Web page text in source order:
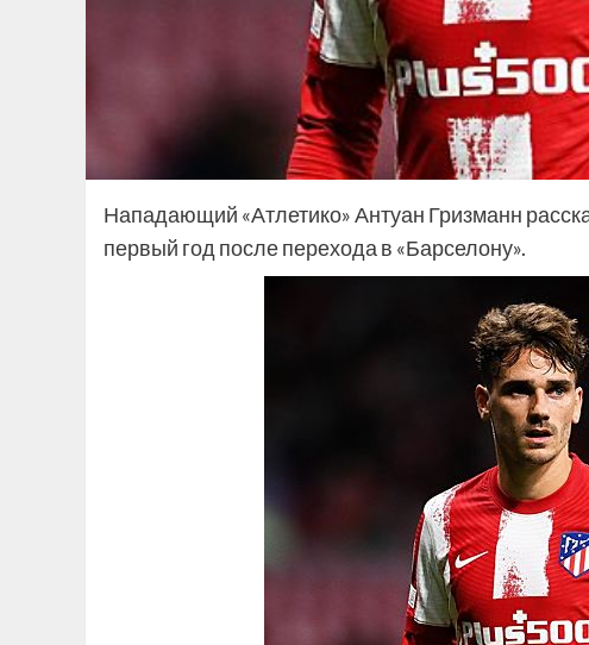
Нападающий «Атлетико» Антуан Гризманн
первый год после перехода в «Барселону».